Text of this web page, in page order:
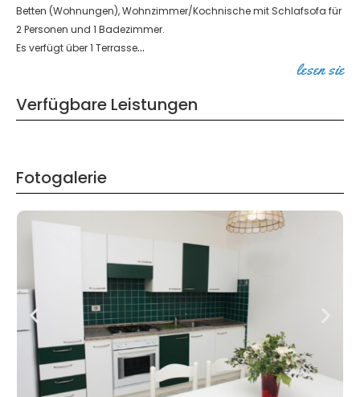
Betten (Wohnungen), Wohnzimmer/Kochnische mit Schlafsofa für
2 Personen und 1 Badezimmer.
Es verfügt über 1 Terrasse...
lesen sie
Verfügbare Leistungen
Fotogalerie